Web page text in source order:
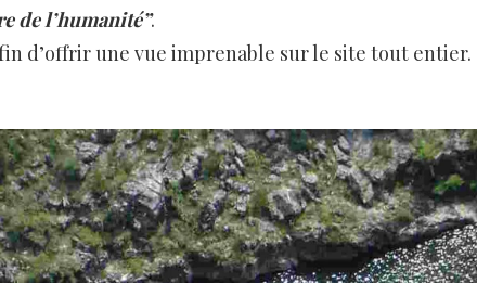
de l’humanité”.
d’offrir une vue imprenable sur le site tout entier.